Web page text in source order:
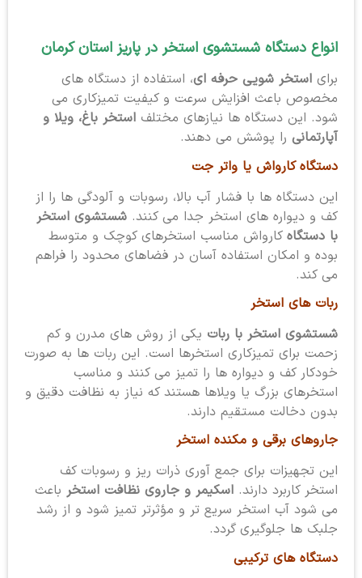
انواع دستگاه شستشوی استخر در پاریز استان کرمان
برای استخر شویی حرفه ای، استفاده از دستگاه های
مخصوص باعث افزایش سرعت و کیفیت تمیزکاری می
شود. این دستگاه ها نیازهای مختلف استخر باغ، ویلا و
آپارتمانیرا پوشش می دهند.
دستگاه کارواش یا واتر جت
این دستگاه ها با فشار آب بالا، رسوبات و آلودگی ها را از
کف و دیواره های استخر جدا می کنند. شستشوی استخر
با دستگاهکارواش مناسب استخرهای کوچک و متوسط
بوده و امکان استفاده آسان در فضاهای محدود را فراهم
می کند.
ربات های استخر
شستشوی استخر با رباتیکی از روش های مدرن و کم
زحمت برای تمیزکاری استخرها است. این ربات ها به صورت
خودکار کف و دیواره ها را تمیز می کنند و مناسب
استخرهای بزرگ یا ویلاها هستند که نیاز به نظافت دقیق و
بدون دخالت مستقیم دارند.
جاروهای برقی و مکنده استخر
این تجهیزات برای جمع آوری ذرات ریز و رسوبات کف
استخر کاربرد دارند. اسکیمر و جاروی نظافت استخرباعث
می شود آب استخر سریع تر و مؤثرتر تمیز شود و از رشد
جلبک ها جلوگیری گردد.
دستگاه های ترکیبی